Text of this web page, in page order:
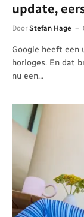
update,
Door Stefan Hage
Google heeft een
horloges. En dat
nu een…